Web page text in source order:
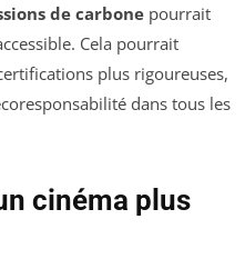
de carbone pourrait
Cela pourrait
plus rigoureuses,
dans tous les
cinéma plus